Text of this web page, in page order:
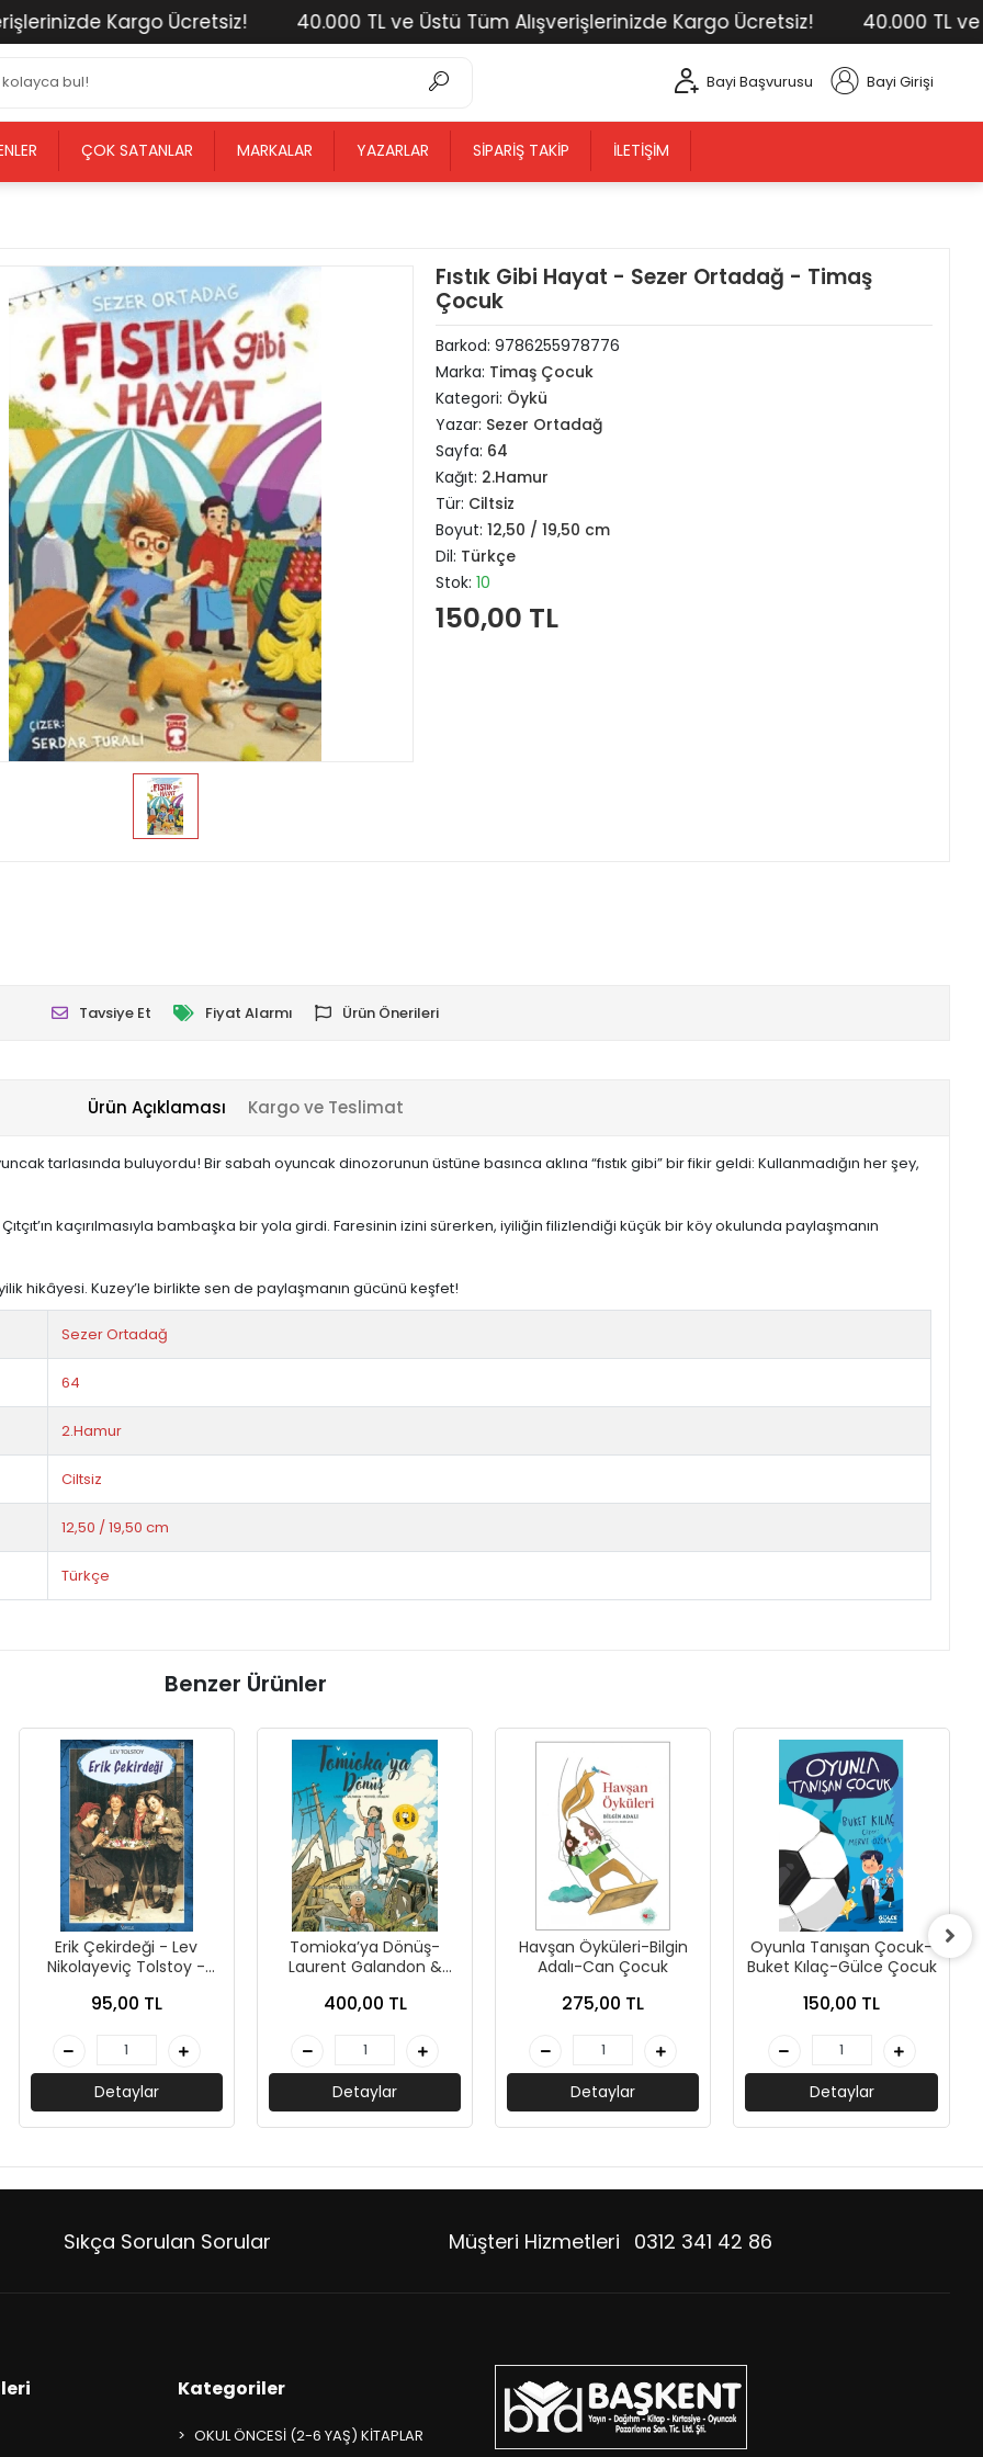
Kargo Ücretsiz! 40.000 TL ve Üstü Tüm Alışverişlerinizde Kargo Ücretsiz! 40.000 TL ve
Bayi Başvurusu Bayi Girişi
ÇOK SATANLAR MARKALAR YAZARLAR SIPARIŞ TAKIP İLETIŞIM
Fıstık Gibi Hayat - Sezer Ortadağ - Timaş
Çocuk
Barkod: 9786255978776
Marka: Timaş Çocuk
Kategori: Öykü
Yazar: Sezer Ortadağ
Sayfa: 64
Kağıt: 2.Hamur
Tür: Ciltsiz
Boyut: 12,50 / 19,50 cm
Dil: Türkçe
Stok: 10
150,00 TL
Tavsiye Et Fiyat Alarmı Ürün Önerileri
Ürün Açıklaması Kargo ve Teslimat
tarlasında buluyordu! Bir sabah oyuncak dinozorunun üstüne basınca aklına “fıstık gibi” bir fikir geldi: Kullanmadığın her şey,
kaçırılmasıyla bambaşka bir yola girdi. Faresinin izini sürerken, iyiliğin filizlendiği küçük bir köy okulunda paylaşmanın
hikâyesi. Kuzey’le birlikte sen de paylaşmanın gücünü keşfet!
Sezer Ortadağ
64
2.Hamur
Ciltsiz
12,50 / 19,50 cm
Türkçe
Benzer Ürünler
Erik Çekirdeği - Lev
Nikolayeviç Tolstoy -
95,00 TL
Detaylar
Tomioka’ya Dönüş-
Laurent Galandon &
Yayınları
400,00 TL
Detaylar
Havşan Öyküleri-Bilgin
Adalı-Can Çocuk
275,00 TL
Detaylar
Oyunla Tanışan Çocuk-
Buket Kılaç-Gülce Çocuk
150,00 TL
Detaylar
Sıkça Sorulan Sorular Müşteri Hizmetleri 0312 341 42 86
Kategoriler
OKUL ÖNCESİ (2-6 YAŞ) KİTAPLAR